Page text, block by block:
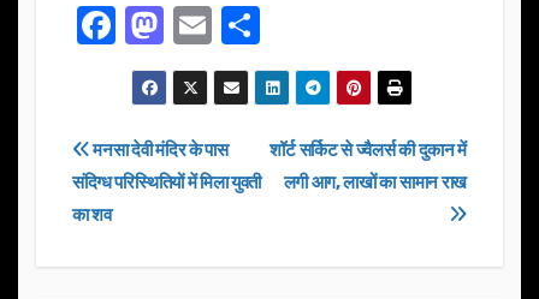
F
a
c
e
b
o
M
a
st
o
d
n
E
m
ail
h
ar
e
Post
navigation
शॉर्ट सर्किट से ज्वैलर्स की दुकान में
लगी आग, लाखों का सामान राख
मनसा देवी मंदिर के पास
संदिग्ध परिस्थितियों में मिला युवती
का शव